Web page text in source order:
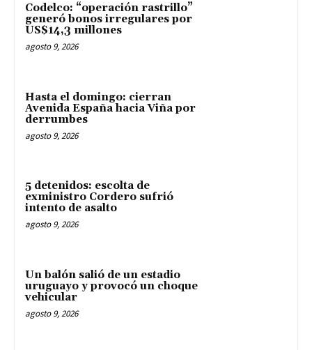
Codelco: “operación rastrillo”
generó bonos irregulares por
US$14,3 millones
agosto 9, 2026
Hasta el domingo: cierran
Avenida España hacia Viña por
derrumbes
agosto 9, 2026
5 detenidos: escolta de
exministro Cordero sufrió
intento de asalto
agosto 9, 2026
Un balón salió de un estadio
uruguayo y provocó un choque
vehicular
agosto 9, 2026